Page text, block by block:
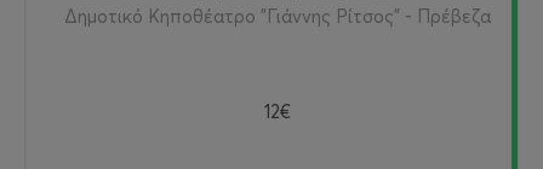
Δημοτικό Κηποθέατρο "Γιάννης Ρίτσος" - Πρέβεζα
12€